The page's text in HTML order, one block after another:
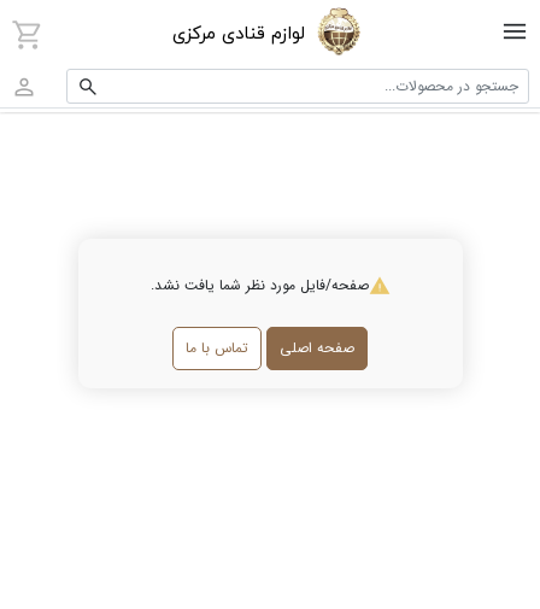
لوازم قنادی مرکزی
جستجو در محصولات...
صفحه/فایل مورد نظر شما یافت نشد.
صفحه اصلی تماس با ما